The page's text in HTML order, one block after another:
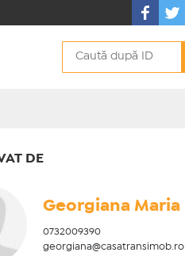
DE
Georgiana Maria
0732009390
georgiana@casatransimob.ro